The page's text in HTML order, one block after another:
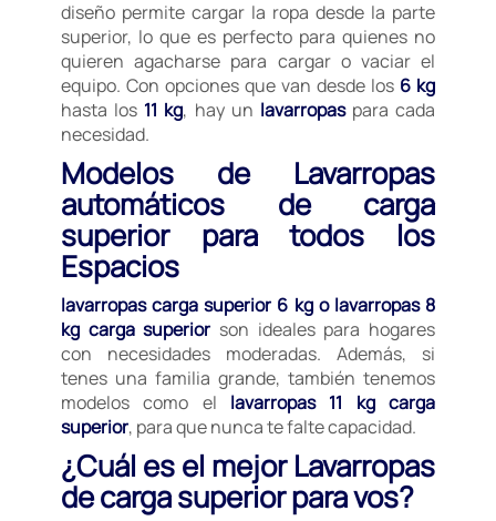
diseño permite cargar la ropa desde la parte
superior, lo que es perfecto para quienes no
quieren agacharse para cargar o vaciar el
equipo. Con opciones que van desde los 6 kg
hasta los 11 kg, hay un lavarropaspara cada
necesidad.
Modelos de Lavarropas
automáticos de carga
superior para todos los
Espacios
lavarropas carga superior 6 kg o lavarropas 8
kg carga superior son ideales para hogares
con necesidades moderadas. Además, si
tenes una familia grande, también tenemos
modelos como el lavarropas 11 kg carga
superior, para que nunca te falte capacidad.
¿Cuál es el mejor Lavarropas
de carga superior para vos?